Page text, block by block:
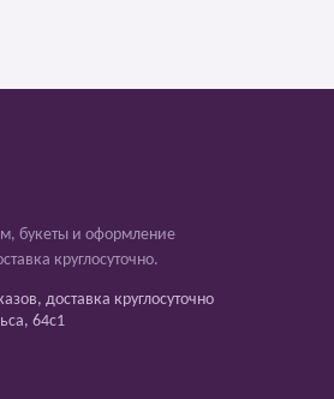
букеты и оформление
круглосуточно.
доставка круглосуточно
64с1